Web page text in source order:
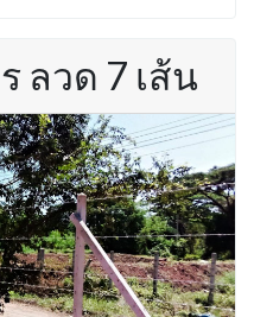
ลวด 7 เส้น